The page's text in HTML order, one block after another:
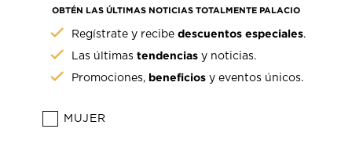
OBTÉN LAS ÚLTIMAS NOTICIAS TOTALMENTE PALACIO
Regístrate y recibedescuentos especiales.
Las últimastendencias y noticias.
Promociones, beneficios y eventos únicos.
MUJER